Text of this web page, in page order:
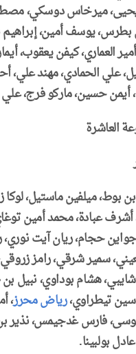
ميرخاس دوسكي،
يوسف أمين، إبراهيم
العماري، كيفن يعقوب،
علي الحمادي، مهند علي،
حسين، ماركو فرج،
العاشرة
بوط، ميلفين ماستيل،
أشرف عبادة، محمد أمين
جواين حجام، ريان آيت نوري،
سمير شرقي، رامز
هشام بوداوي، نبيل بن
تيطراوي،رياض محرز،
فارس غدجيمس، نذير
بولبينا.